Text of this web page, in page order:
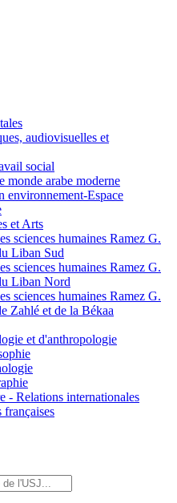
audiovisuelles et
social
monde arabe moderne
environnement-Espace
et Arts
sciences humaines Ramez G.
Liban Sud
sciences humaines Ramez G.
Liban Nord
sciences humaines Ramez G.
Zahlé et de la Békaa
et d'anthropologie
- Relations internationales
françaises